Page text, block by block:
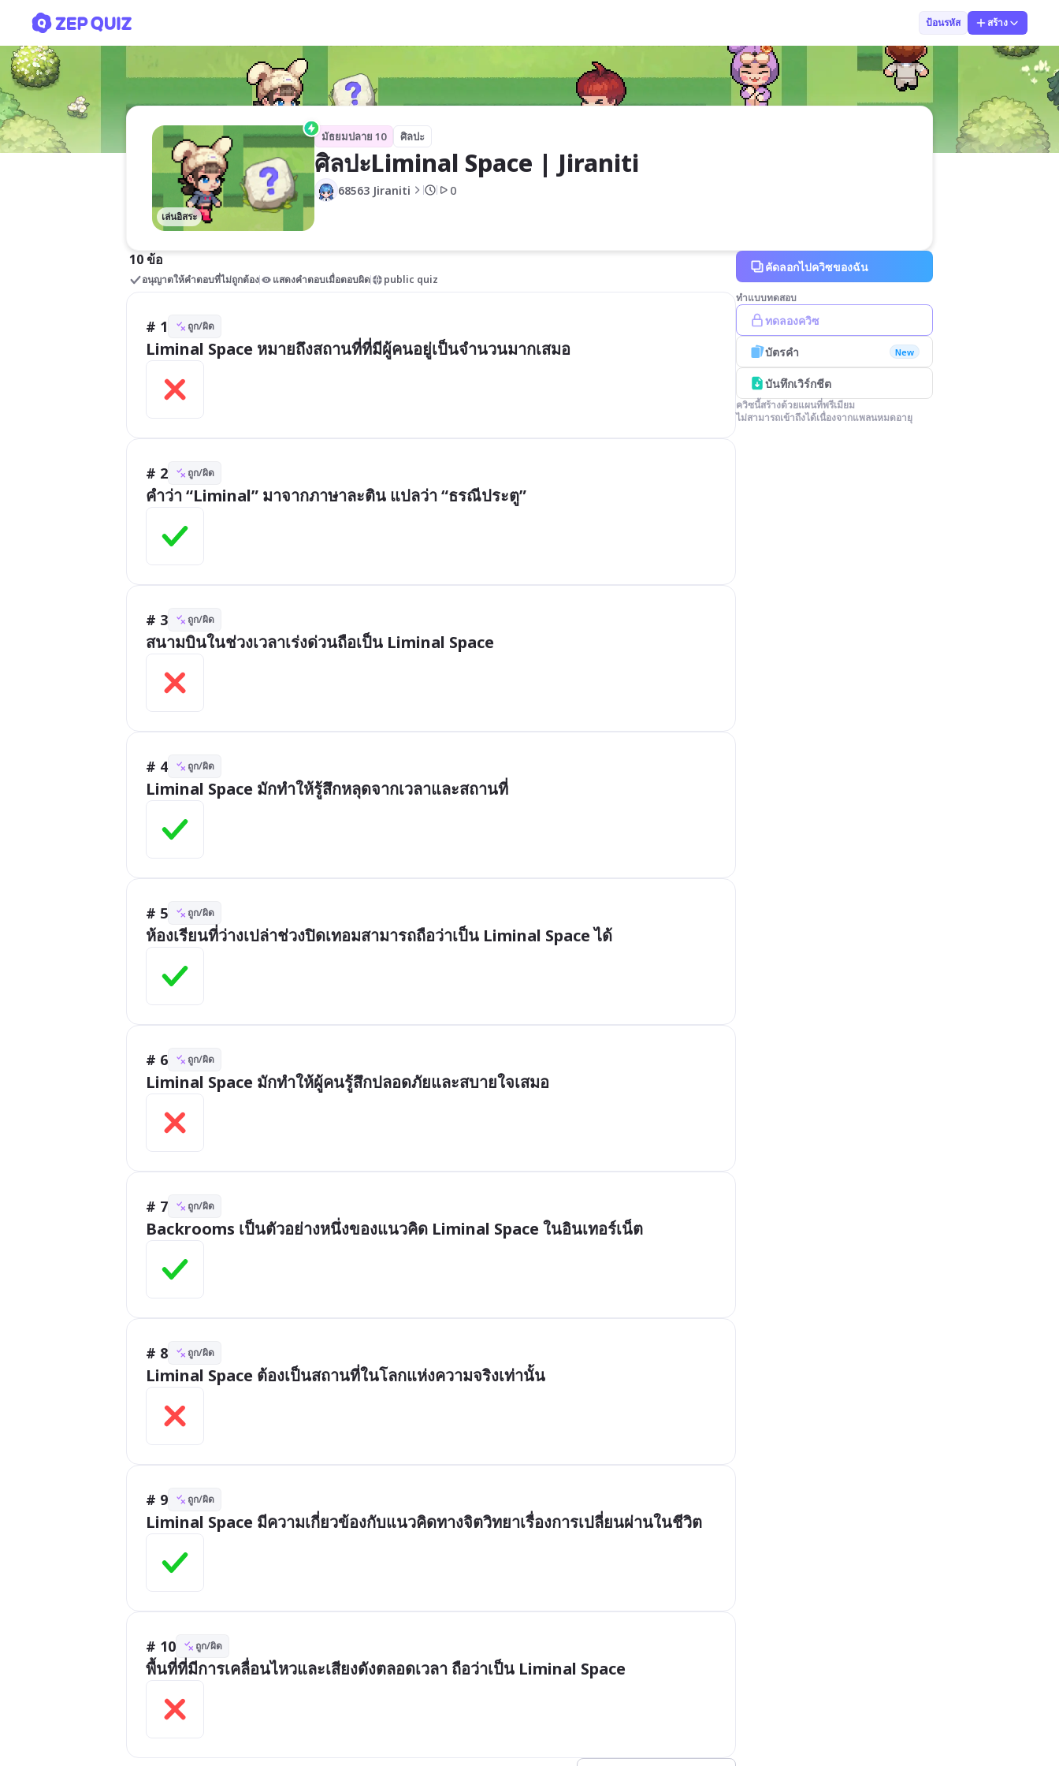
ป้อนรหัส สร้าง
เล่นอิสระ
มัธยมปลาย 10 ศิลปะ
ศิลปะLiminal Space | Jiraniti
68563 Jiraniti 0
10 ข้อ
อนุญาตให้คำตอบที่ไม่ถูกต้อง แสดงคำตอบเมื่อตอบผิด public quiz
# 1 ถูก/ผิด
Liminal Space หมายถึงสถานที่ที่มีผู้คนอยู่เป็นจำนวนมากเสมอ
# 2 ถูก/ผิด
คำว่า “Liminal” มาจากภาษาละติน แปลว่า “ธรณีประตู”
# 3 ถูก/ผิด
สนามบินในช่วงเวลาเร่งด่วนถือเป็น Liminal Space
# 4 ถูก/ผิด
Liminal Space มักทำให้รู้สึกหลุดจากเวลาและสถานที่
# 5 ถูก/ผิด
ห้องเรียนที่ว่างเปล่าช่วงปิดเทอมสามารถถือว่าเป็น Liminal Space ได้
# 6 ถูก/ผิด
Liminal Space มักทำให้ผู้คนรู้สึกปลอดภัยและสบายใจเสมอ
# 7 ถูก/ผิด
Backrooms เป็นตัวอย่างหนึ่งของแนวคิด Liminal Space ในอินเทอร์เน็ต
# 8 ถูก/ผิด
Liminal Space ต้องเป็นสถานที่ในโลกแห่งความจริงเท่านั้น
# 9 ถูก/ผิด
Liminal Space มีความเกี่ยวข้องกับแนวคิดทางจิตวิทยาเรื่องการเปลี่ยนผ่านในชีวิต
# 10 ถูก/ผิด
พื้นที่ที่มีการเคลื่อนไหวและเสียงดังตลอดเวลา ถือว่าเป็น Liminal Space
คัดลอกไปควิซของฉัน
ทำแบบทดสอบ
ทดลองควิซ
บัตรคำ New
บันทึกเวิร์กชีต
ควิซนี้สร้างด้วยแผนที่พรีเมียม
ไม่สามารถเข้าถึงได้เนื่องจากแพลนหมดอายุ